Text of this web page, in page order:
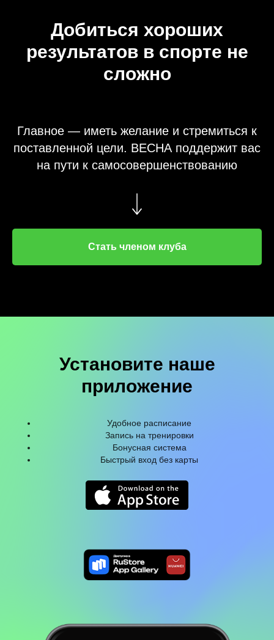
Добиться хороших
результатов в спорте не
сложно
Главное — иметь желание и стремиться к
поставленной цели. ВЕСНА поддержит вас
на пути к самосовершенствованию
Стать членом клуба
Установите наше
приложение
Удобное расписание
Запись на тренировки
Бонусная система
Быстрый вход без карты